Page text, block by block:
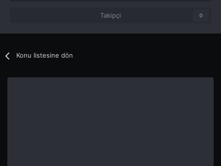
Takipçi 0
Konu listesine dön